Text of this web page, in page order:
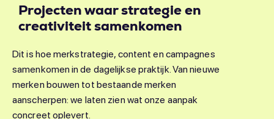
Projecten waar strategie en
creativiteit samenkomen
Dit is hoe merkstrategie, content en campagnes
samenkomen in de dagelijkse praktijk. Van nieuwe
merken bouwen tot bestaande merken
aanscherpen: we laten zien wat onze aanpak
concreet oplevert.